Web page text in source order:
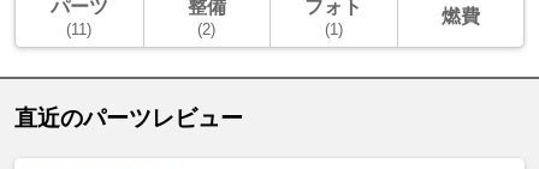
パーツ
(11)
整備
(2)
フォト
(1)
燃費
直近のパーツレビュー